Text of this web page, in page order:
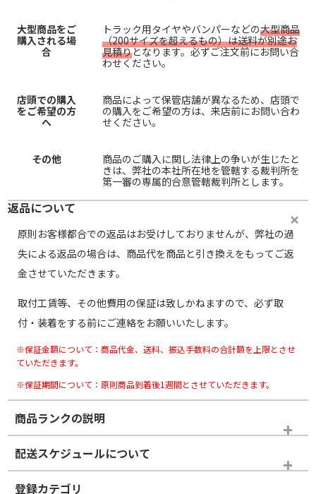
大型商品をご
購入される場
合
トラック用タイヤやバンパーなどの大型商品
（200サイズを超えるもの）は送料が別途お
見積りとなります。必ずご注文前にお問い合
わせください。
店頭での購入
をご希望の方
へ
商品によって保管店舗が異なるため、店頭で
の購入をご希望の方は、来店前にお問い合わ
せください。
その他
商品のご購入に関し法律上の争いが生じたと
きは、弊社の本社所在地を管轄する裁判所を
第一審の専属的合意管轄裁判所とします。
返品について
原則お客様都合での返品はお受けしておりませんが、弊社の過
失による返品の場合は、商品代を商品と引き換えをもってご返
金させていただきます。
取付工賃等、その他費用の保証は致しかねますので、必ず取
付・装着をする前にご連絡をお願いいたします。
※保証金額について：商品代金、送料、振込手数料の合計額を上限とさせ
ていただきます。
※保証期間について：原則商品到着後1週間とさせていただきます。
商品ランクの説明
※商品ランクは出品者の主観により判断しておりますので、あら
かじめご了承ください。
ホイールランク
配送スケジュールについて
登録カテゴリ